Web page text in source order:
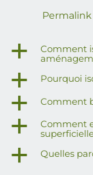
Permalink
a
Comment
a Pourquoi
a Comment
a
Comment
a Quelles